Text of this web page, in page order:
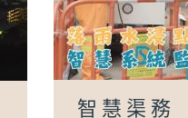
智慧渠務